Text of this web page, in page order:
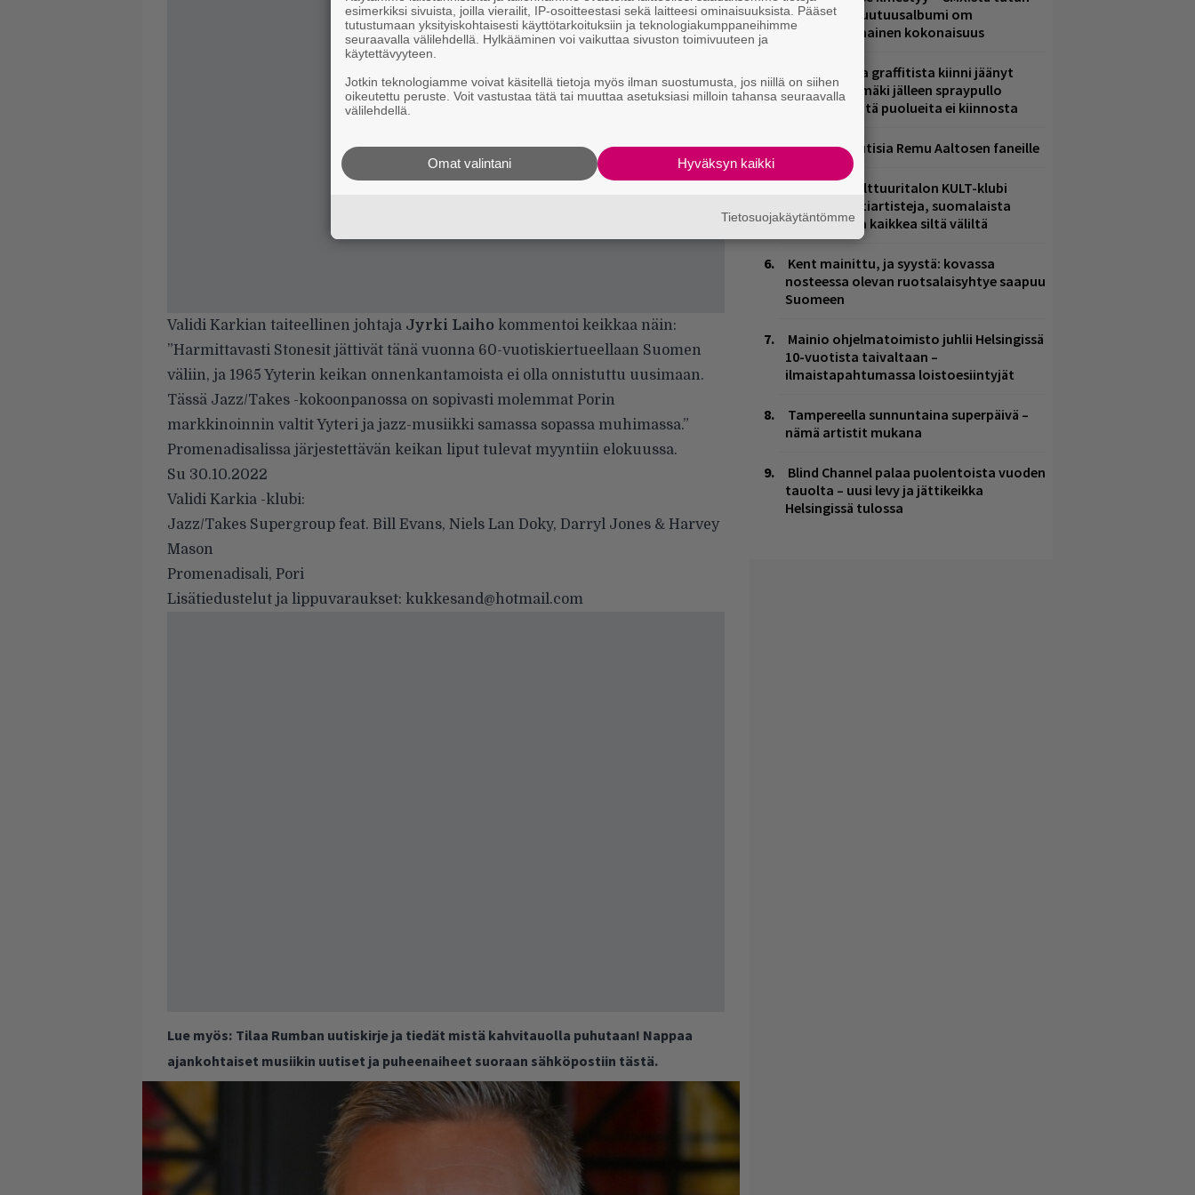
Validi Karkian taiteellinen johtaja Jyrki Laiho kommentoi keikkaa näin:
”Harmittavasti Stonesit jättivät tänä vuonna 60-vuotiskiertueellaan Suomen
väliin, ja 1965 Yyterin keikan onnenkantamoista ei olla onnistuttu uusimaan.
Tässä Jazz/Takes -kokoonpanossa on sopivasti molemmat Porin
markkinoinnin valtit Yyteri ja jazz-musiikki samassa sopassa muhimassa.”
Promenadisalissa järjestettävän keikan liput tulevat myyntiin elokuussa.
Su 30.10.2022
Validi Karkia -klubi:
Jazz/Takes Supergroup feat. Bill Evans, Niels Lan Doky, Darryl Jones & Harvey
Mason
Promenadisali, Pori
Lisätiedustelut ja lippuvaraukset: kukkesand@hotmail.com
Lue myös: Tilaa Rumban uutiskirje ja tiedät mistä kahvitauolla puhutaan! Nappaa
ajankohtaiset musiikin uutiset ja puheenaiheet suoraan sähköpostiin tästä.
A.W. Yrjänän uutuusalbumi om
mammuttimainen kokonaisuus
Laittomasta graffitista kiinni jäänyt
Paavo Arhinmäki jälleen spraypullo
kädessä – näitä puolueita ei kiinnosta
Mainioita uutisia Remu Aaltosen faneille
Helsingin Kulttuuritalon KULT-klubi
tarjoaa kulttiartisteja, suomalaista
osaamista ja kaikkea siltä väliltä
Kent mainittu, ja syystä: kovassa
nosteessa olevan ruotsalaisyhtye saapuu
Suomeen
Mainio ohjelmatoimisto juhlii Helsingissä
10-vuotista taivaltaan –
ilmaistapahtumassa loistoesiintyjät
Tampereella sunnuntaina superpäivä –
nämä artistit mukana
Blind Channel palaa puolentoista vuoden
tauolta – uusi levy ja jättikeikka
Helsingissä tulossa
esimerkiksi sivuista, joilla vierailit, IP-osoitteestasi sekä laitteesi ominaisuuksista. Pääset
tutustumaan yksityiskohtaisesti käyttötarkoituksiin ja teknologiakumppaneihimme
seuraavalla välilehdellä. Hylkääminen voi vaikuttaa sivuston toimivuuteen ja
käytettävyyteen.
Jotkin teknologiamme voivat käsitellä tietoja myös ilman suostumusta, jos niillä on siihen
oikeutettu peruste. Voit vastustaa tätä tai muuttaa asetuksiasi milloin tahansa seuraavalla
välilehdellä.
Hyväksyn kaikki
Omat valintani
Tietosuojakäytäntömme